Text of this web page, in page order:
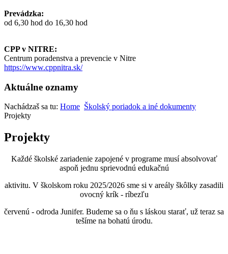
Prevádzka:
od 6,30 hod do 16,30 hod
CPP v NITRE:
Centrum poradenstva a prevencie v Nitre
https://www.cppnitra.sk/
Aktuálne oznamy
Nachádzaš sa tu: Home Školský poriadok a iné dokumenty
Projekty
Projekty
Každé školské zariadenie zapojené v programe musí absolvovať
aspoň jednu sprievodnú edukačnú
aktivitu. V školskom roku 2025/2026 sme si v areály škôlky zasadili
ovocný krík - ríbezľu
červenú - odroda Junifer. Budeme sa o ňu s láskou starať, už teraz sa
tešíme na bohatú úrodu.